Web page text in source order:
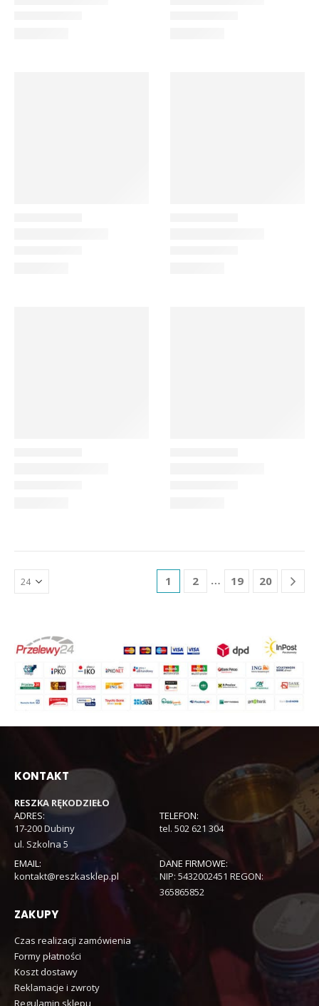
1 2 … 19 20
KONTAKT
RESZKA RĘKODZIEŁO
ADRES:
17-200 Dubiny
ul. Szkolna 5
TELEFON:
tel. 502 621 304
EMAIL:
kontakt@reszkasklep.pl
DANE FIRMOWE:
NIP: 5432002451 REGON:
365865852
ZAKUPY
Czas realizacji zamówienia
Formy płatności
Koszt dostawy
Reklamacje i zwroty
Regulamin sklepu